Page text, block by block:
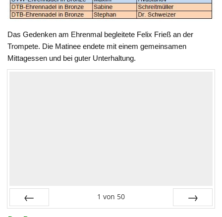
Das Gedenken am Ehrenmal begleitete Felix Frieß an der
Trompete. Die Matinee endete mit einem gemeinsamen
Mittagessen und bei guter Unterhaltung.
1 von 50